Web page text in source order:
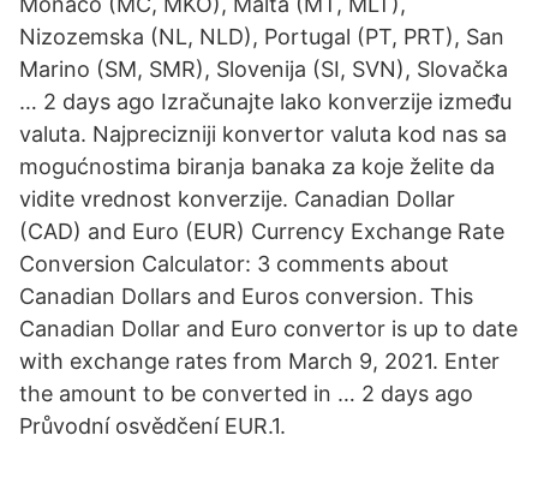
Nizozemska (NL, NLD), Portugal (PT, PRT), San
Marino (SM, SMR), Slovenija (SI, SVN), Slovačka
… 2 days ago Izračunajte lako konverzije između
valuta. Najprecizniji konvertor valuta kod nas sa
mogućnostima biranja banaka za koje želite da
vidite vrednost konverzije. Canadian Dollar
(CAD) and Euro (EUR) Currency Exchange Rate
Conversion Calculator: 3 comments about
Canadian Dollars and Euros conversion. This
Canadian Dollar and Euro convertor is up to date
with exchange rates from March 9, 2021. Enter
the amount to be converted in … 2 days ago
Průvodní osvědčení EUR.1.